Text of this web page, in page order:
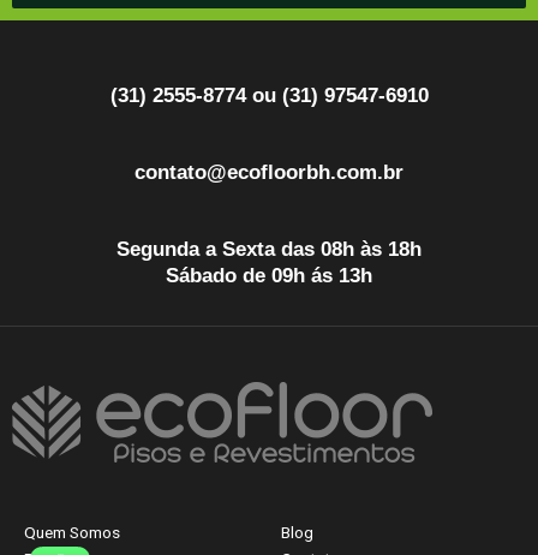
(31) 2555-8774 ou (31) 97547-6910
contato@ecofloorbh.com.br
Segunda a Sexta das 08h às 18h
Sábado de 09h ás 13h
Quem Somos
Blog